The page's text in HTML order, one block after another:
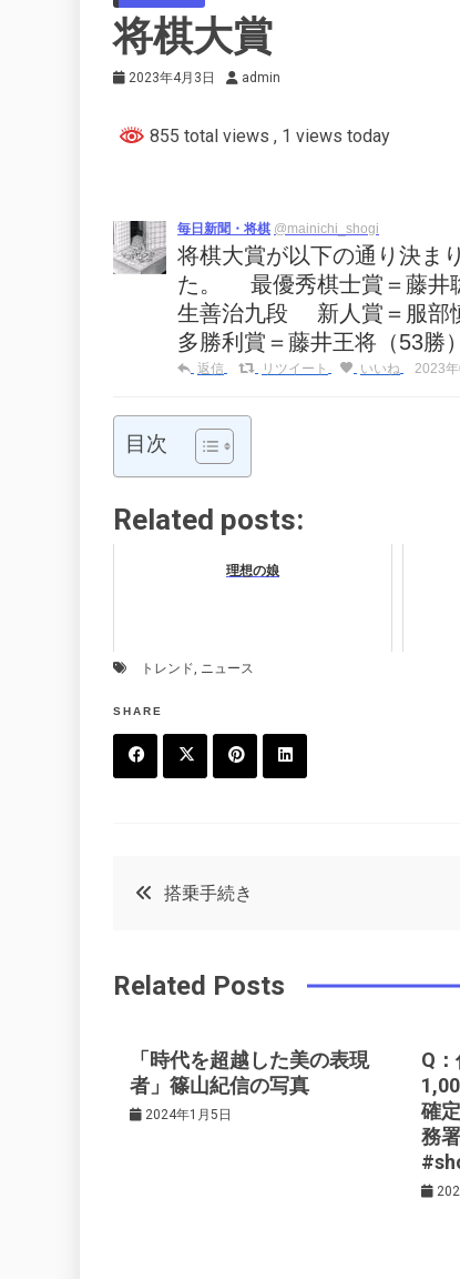
将棋大賞
2023年4月3日 admin
855 total views , 1 views today
毎日新聞・将棋 @mainichi_shogi
将棋大賞が以下の通り決ま
た。 最優秀棋士賞＝藤
生善治九段 新人賞＝服
多勝利賞＝藤井王将（53
返信 リツイート いいね 2023
目次
Related posts:
理想の娘
トレンド, ニュース
SHARE
o
t
r
e
e
t
in
投
ナ
ビ
ゲ
搭乗手続き
Related Posts
「時代を超越した美の表現
者」篠山紀信の写真
2024年1月5日
Q
確
務